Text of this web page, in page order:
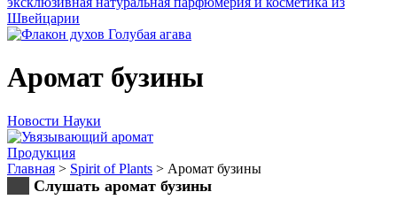
Аромат бузины
Новости Науки
Продукция
Главная > Spirit of Plants > Аромат бузины
Слушать аромат бузины